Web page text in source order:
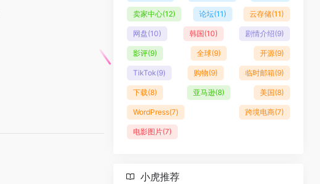
卖家中心(12) 论坛(11) 云存储(11)
网盘(10) 韩国(10) 剧情介绍(9)
影评(9) 全球(9) 开源(9)
TikTok(9) 购物(9) 临时邮箱(9)
下载(8) 亚马逊(8) 美国(8)
WordPress(7) 跨境电商(7)
电影图片(7)
小虎推荐